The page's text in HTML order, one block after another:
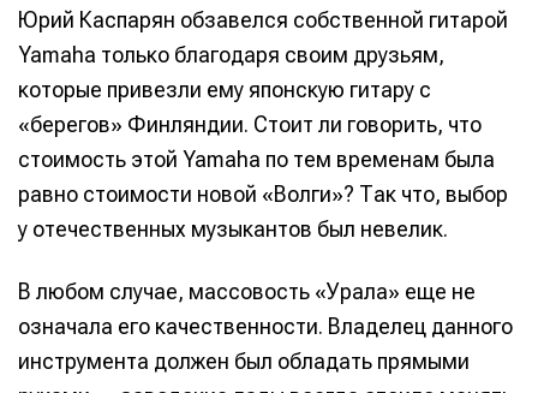
Написание
Исполнение
Инструменты
Написание
Исполнение
Инструменты
Юрий Каспарян обзавелся собственной гитарой
Yamaha только благодаря своим друзьям,
которые привезли ему японскую гитару с
«берегов» Финляндии. Стоит ли говорить, что
стоимость этой Yamaha по тем временам была
равно стоимости новой «Волги»? Так что, выбор
у отечественных музыкантов был невелик.
В любом случае, массовость «Урала» еще не
означала его качественности. Владелец данного
инструмента должен был обладать прямыми